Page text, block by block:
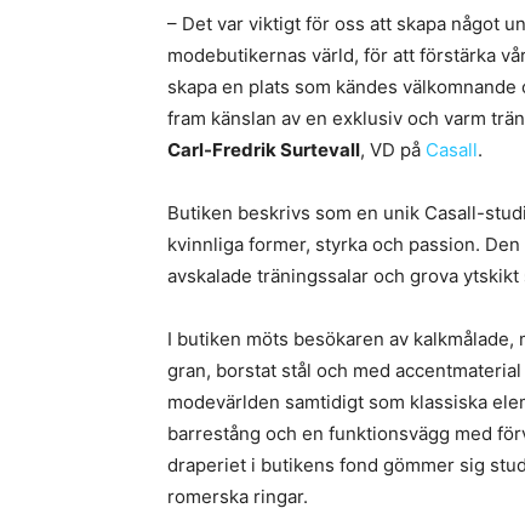
– Det var viktigt för oss att skapa något
modebutikernas värld, för att förstärka
skapa en plats som kändes
fram känslan av en exklusiv och varm
Carl-Fredrik Surtevall, VD på Casall.
Butiken beskrivs som en unik Casall-
kvinnliga former, styrka och passion.
avskalade träningssalar och grova
I butiken möts besökaren av
gran, borstat stål och med
modevärlden samtidigt som klassiska
barrestång och en funktionsvägg med
draperiet i butikens fond gömmer sig
romerska ringar.